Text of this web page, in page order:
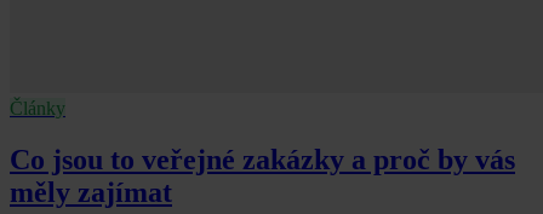
Články
Co jsou to veřejné zakázky a proč by vás
měly zajímat